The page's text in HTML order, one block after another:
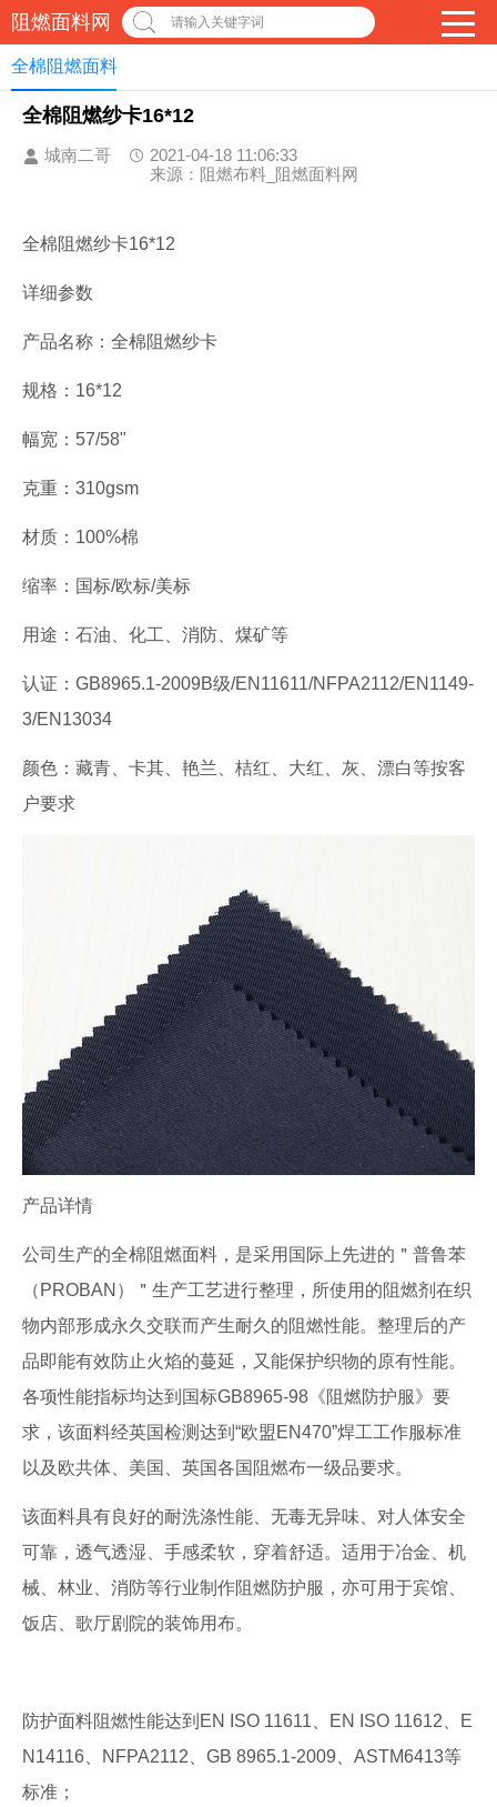
阻燃面料网 请输入关键字词
全棉阻燃面料
全棉阻燃纱卡16*12
城南二哥
2021-04-18 11:06:33
来源：阻燃布料_阻燃面料网
全棉阻燃纱卡16*12
详细参数
产品名称：全棉阻燃纱卡
规格：16*12
幅宽：57/58"
克重：310gsm
材质：100%棉
缩率：国标/欧标/美标
用途：石油、化工、消防、煤矿等
认证：GB8965.1-2009B级/EN11611/NFPA2112/EN1149-
3/EN13034
颜色：藏青、卡其、艳兰、桔红、大红、灰、漂白等按客
户要求
产品详情
公司生产的全棉阻燃面料，是采用国际上先进的＂普鲁苯
（PROBAN）＂生产工艺进行整理，所使用的阻燃剂在织
物内部形成永久交联而产生耐久的阻燃性能。整理后的产
品即能有效防止火焰的蔓延，又能保护织物的原有性能。
各项性能指标均达到国标GB8965-98《阻燃防护服》要
求，该面料经英国检测达到“欧盟EN470”焊工工作服标准
以及欧共体、美国、英国各国阻燃布一级品要求。
该面料具有良好的耐洗涤性能、无毒无异味、对人体安全
可靠，透气透湿、手感柔软，穿着舒适。适用于冶金、机
械、林业、消防等行业制作阻燃防护服，亦可用于宾馆、
饭店、歌厅剧院的装饰用布。
防护面料阻燃性能达到EN ISO 11611、EN ISO 11612、E
N14116、NFPA2112、GB 8965.1-2009、ASTM6413等
标准；